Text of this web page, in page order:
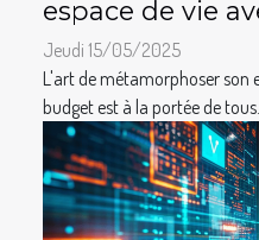
espace de vie
Jeudi 15/05/2025
L'art de métamorphoser son
budget est à la portée de tous.